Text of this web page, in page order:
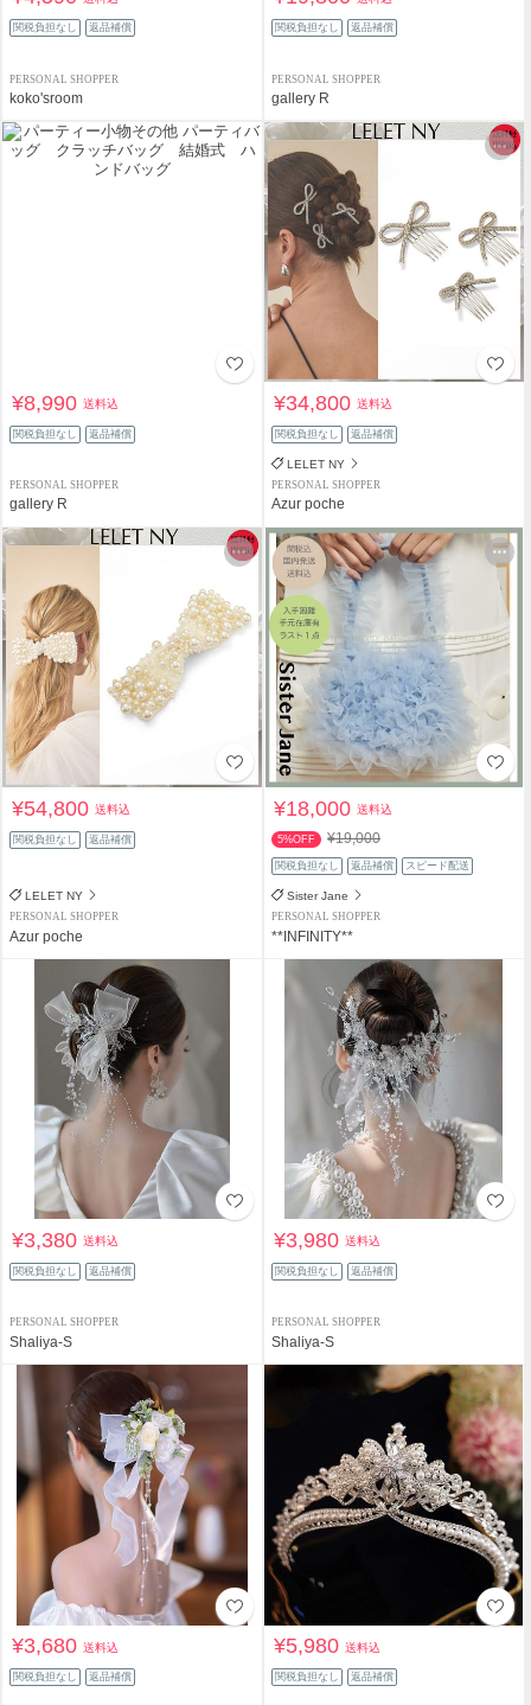
関税負担なし 返品補償
PERSONAL SHOPPER
koko'sroom
関税負担なし 返品補償
PERSONAL SHOPPER
gallery R
¥8,990送料込
関税負担なし 返品補償
PERSONAL SHOPPER
gallery R
¥34,800送料込
関税負担なし 返品補償
LELET NY
PERSONAL SHOPPER
Azur poche
¥54,800送料込
関税負担なし 返品補償
LELET NY
PERSONAL SHOPPER
Azur poche
¥18,000送料込
5%OFF ¥19,000
関税負担なし 返品補償 スピード配送
Sister Jane
PERSONAL SHOPPER
**INFINITY**
¥3,380送料込
関税負担なし 返品補償
PERSONAL SHOPPER
Shaliya-S
¥3,980送料込
関税負担なし 返品補償
PERSONAL SHOPPER
Shaliya-S
¥3,680送料込
関税負担なし 返品補償
¥5,980送料込
関税負担なし 返品補償